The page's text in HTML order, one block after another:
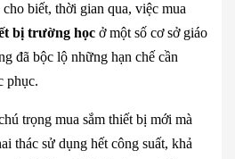
biết, thời gian qua, việc mua
bị trường học ở một số cơ sở giáo
đã bộc lộ những hạn chế cần
phục.
trọng mua sắm thiết bị mới mà
thác sử dụng hết công suất, khả